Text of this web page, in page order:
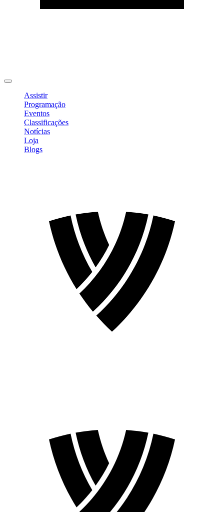
Assistir
Programação
Eventos
Classificações
Notícias
Loja
Blogs